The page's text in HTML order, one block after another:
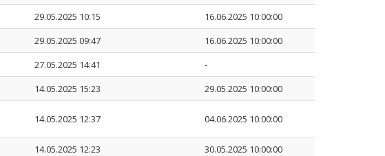
29.05.2025 10:15
16.06.2025 10:00:00
29.05.2025 09:47
16.06.2025 10:00:00
27.05.2025 14:41
-
14.05.2025 15:23
29.05.2025 10:00:00
14.05.2025 12:37 04.06.2025 10:00:00
14.05.2025 12:23
30.05.2025 10:00:00